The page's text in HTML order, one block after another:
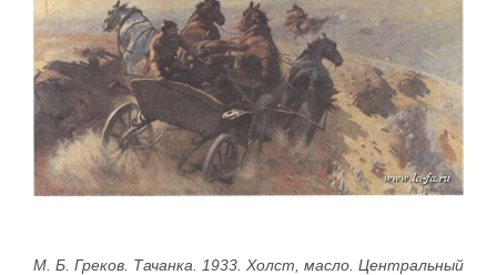
М. Б. Греков. Тачанка. 1933. Холст, масло. Центральный